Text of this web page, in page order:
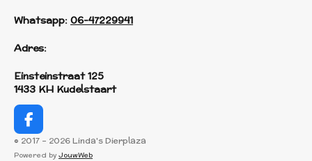
Whatsapp: 06-47229941
Adres:
Einsteinstraat 125
1433 KH Kudelstaart
F
a
c
© 2017 - 2026 Linda's Dierplaza
Powered by JouwWeb